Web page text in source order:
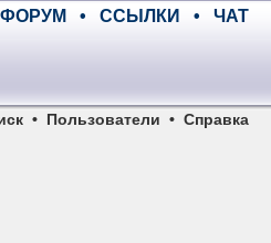
ФОРУМ • ССЫЛКИ • ЧАТ
• Пользователи • Справка